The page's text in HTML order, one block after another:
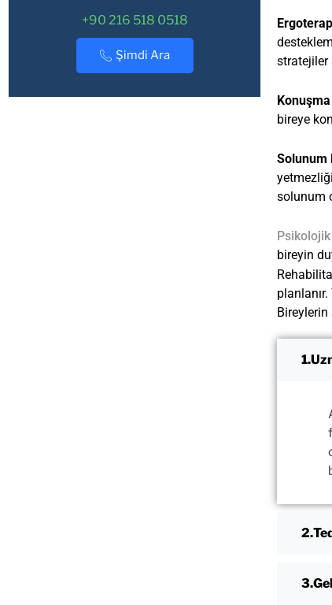
+90 216 518 0518
Şimdi Ara
stratejiler
bireye
Solunum
solunum
Psikolojik
bireyin